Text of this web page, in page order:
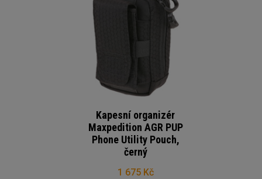
Kapesní organizér
Maxpedition AGR PUP
Phone Utility Pouch,
černý
1 675 Kč